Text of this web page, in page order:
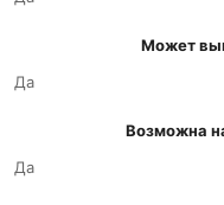
Может
Да
Возможна
Да